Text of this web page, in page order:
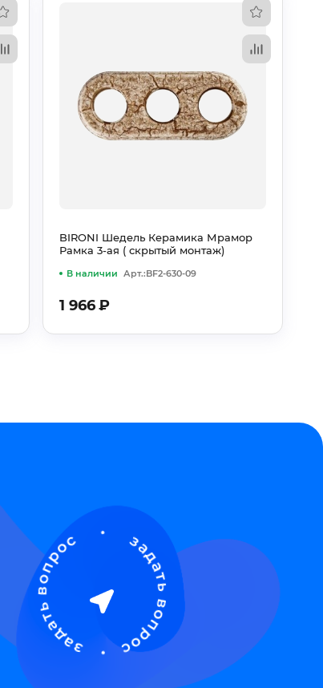
Арт.:BF2-630-09
В наличии
BIRONI Шедель Керамика Мрамор
Рамка 3-ая ( скрытый монтаж)
1 966₽